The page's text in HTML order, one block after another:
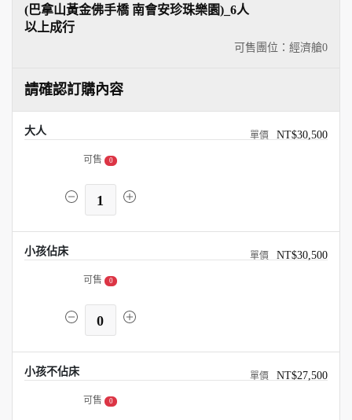
可售團位：經濟艙0
(巴拿山黃金佛手橋 南會安珍珠樂園)_6人
以上成行
請確認訂購內容
大人 NT$30,500
可售 0
1
小孩佔床 NT$30,500
可售 0
0
小孩不佔床 NT$27,500
可售 0